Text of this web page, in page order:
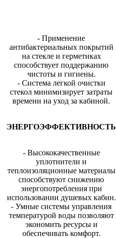
- Применение
антибактериальных покрытий
на стекле и герметиках
способствует поддержанию
чистоты и гигиены.
- Система легкой очистки
стекол минимизирует затраты
времени на уход за кабиной.
ЭНЕРГОЭФФЕКТИВНОСТЬ
- Высококачественные
уплотнители и
теплоизоляционные материалы
способствуют снижению
энергопотребления при
использовании душевых кабин.
- Умные системы управления
температурой воды позволяют
экономить ресурсы и
обеспечивать комфорт.